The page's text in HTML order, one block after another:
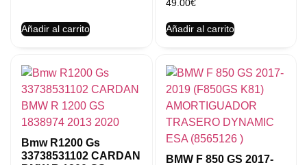
Añadir al carrito
49.00€
Añadir al carrito
Bmw R1200 Gs
33738531102 CARDAN
BMW F 850 GS 2017-